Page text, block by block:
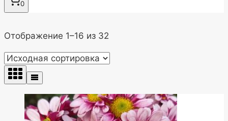
0
Отображение 1–16 из 32